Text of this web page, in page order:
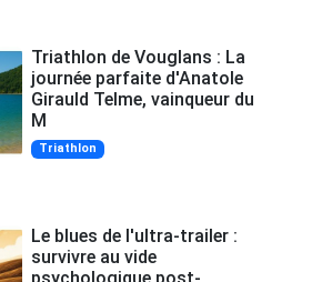
Triathlon de Vouglans : La
journée parfaite d'Anatole
Girauld Telme, vainqueur du
M
Triathlon
Le blues de l'ultra-trailer :
survivre au vide